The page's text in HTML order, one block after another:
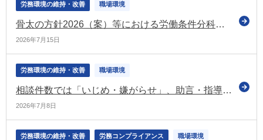
労務環境の維持・改善 職場環境
骨太の方針2026（案）等における労働条件分科会に関係する部分を紹介（労政審の労働条件分科会）
2026年7月15日
労務環境の維持・改善 職場環境
相談件数では「いじめ・嫌がらせ」、助言・指導の申出件数では「労働条件の引き下げ」、あっせんの申請件数では「解雇」がトップ（令和7年度の個別労働紛争の状況）
2026年7月8日
労務環境の維持・改善 労務コンプライアンス 職場環境